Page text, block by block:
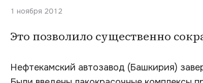
1 ноября 2012
Это позволило существенно
Нефтекамский автозавод (Башкирия)